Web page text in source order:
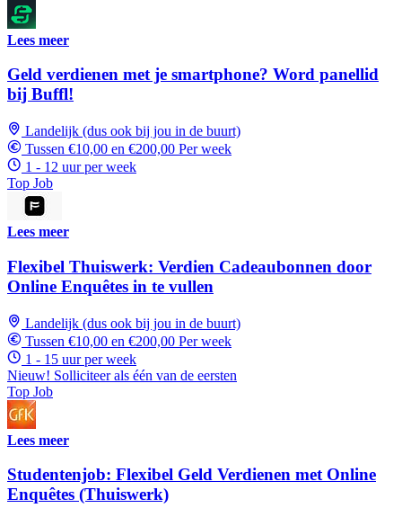
Lees meer
Geld verdienen met je smartphone? Word panellid
bij Buffl!
Landelijk (dus ook bij jou in de buurt)
Tussen €10,00 en €200,00 Per week
1 - 12 uur per week
Top Job
Lees meer
Flexibel Thuiswerk: Verdien Cadeaubonnen door
Online Enquêtes in te vullen
Landelijk (dus ook bij jou in de buurt)
Tussen €10,00 en €200,00 Per week
1 - 15 uur per week
Nieuw! Solliciteer als één van de eersten
Top Job
Lees meer
Studentenjob: Flexibel Geld Verdienen met Online
Enquêtes (Thuiswerk)